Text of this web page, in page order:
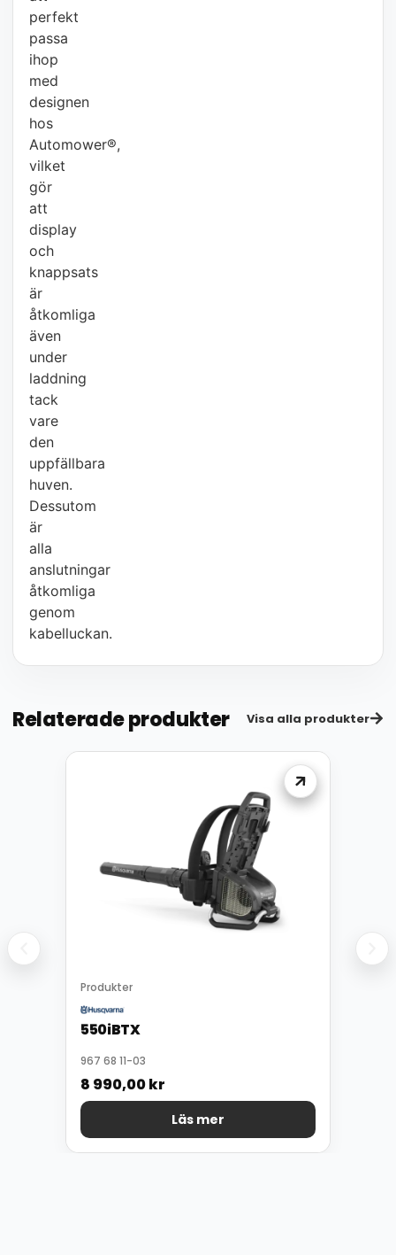
perfekt
passa
ihop
med
designen
hos
Automower®,
vilket
gör
att
display
och
knappsats
är
åtkomliga
även
under
laddning
tack
vare
den
uppfällbara
huven.
Dessutom
är
alla
anslutningar
åtkomliga
genom
kabelluckan.
Relaterade produkter Visa alla produkter
Produkter
550iBTX
967 68 11-03
8 990,00kr
Läs mer